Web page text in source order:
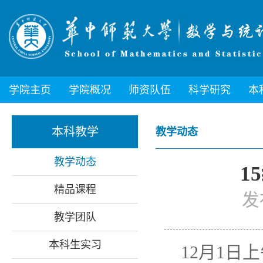
学院主页 学院概况 师资队伍 科学研究 本
本科教学
教学动态
精品课程
教学团队
本科生实习
教学动态
12月1日